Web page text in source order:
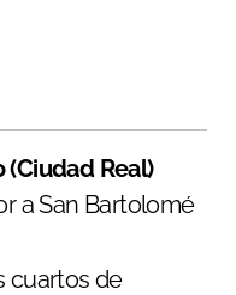
Real)
a San Bartolomé
cuartos de